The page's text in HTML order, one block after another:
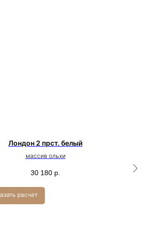
Лондон 2 прст. белый
массив ольхи
30 180 р.